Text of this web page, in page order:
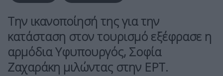
Tην ικανοποίησή της για την
κατάσταση στον τουρισμό εξέφρασε η
αρμόδια Υφυπουργός, Σοφία
Ζαχαράκη μιλώντας στην ΕΡΤ.